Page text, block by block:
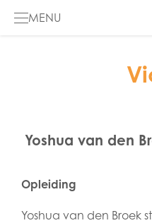
MENU
INFO
DE
Yoshua van den
Opleiding
Yoshua van den Broek